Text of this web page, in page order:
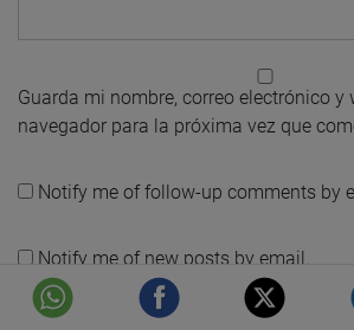
Guarda mi nombre, correo electrónico y
navegador para la próxima vez que
Notify me of follow-up comments by
Notify me of new posts by email.